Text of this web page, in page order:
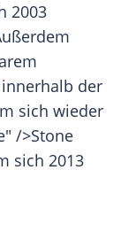
2003
der
sich wieder
/>Stone
sich 2013